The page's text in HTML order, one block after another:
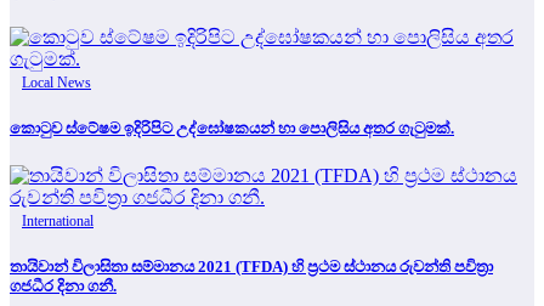
Local News
කොටුව ස්ටේෂම ඉදිරිපිට උද්ඝෝෂකයන් හා පොලිසිය අතර ගැටුමක්.
International
තායිවාන් විලාසිතා සම්මානය 2021 (TFDA) හි ප්‍රථම ස්ථානය රුවන්ති පවිත්‍රා
ගජධීර දිනා ගනී.